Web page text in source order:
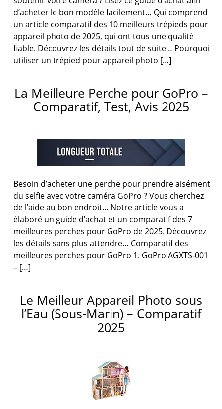
d’acheter le bon modèle facilement… Qui comprend
un article comparatif des 10 meilleurs trépieds pour
appareil photo de 2025, qui ont tous une qualité
fiable. Découvrez les détails tout de suite… Pourquoi
utiliser un trépied pour appareil photo […]
La Meilleure Perche pour GoPro –
Comparatif, Test, Avis 2025
Besoin d’acheter une perche pour prendre aisément
du selfie avec votre caméra GoPro ? Vous cherchez
de l’aide au bon endroit… Notre article vous a
élaboré un guide d’achat et un comparatif des 7
meilleures perches pour GoPro de 2025. Découvrez
les détails sans plus attendre… Comparatif des
meilleures perches pour GoPro 1. GoPro AGXTS-001
– […]
Le Meilleur Appareil Photo sous
l’Eau (Sous-Marin) – Comparatif
2025